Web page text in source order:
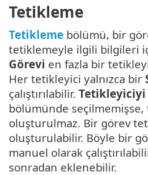
Tetikleme
Tetikleme bölümü, bir
tetiklemeyle ilgili bilgileri
Görevi en fazla bir
Her tetikleyici yalnızca bir
çalıştırılabilir. Tetikleyiciyi
bölümünde
oluşturulmaz. Bir görev
oluşturulabilir. Böyle bir
manuel olarak
sonradan eklenebilir.